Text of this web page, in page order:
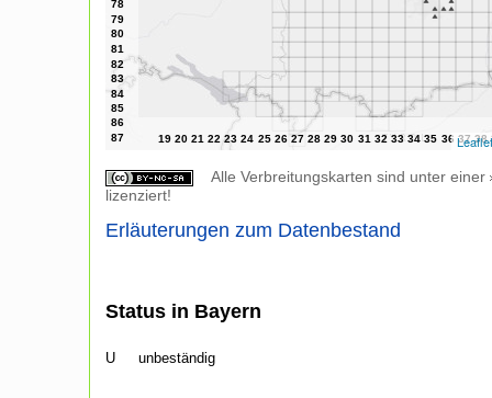
Leaflet
Alle Verbreitungskarten sind unter einer
lizenziert!
Erläuterungen zum Datenbestand
Status in Bayern
U unbeständig